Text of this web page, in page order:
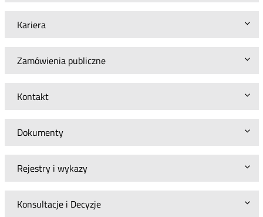
Kariera
Zamówienia publiczne
Kontakt
Dokumenty
Rejestry i wykazy
Konsultacje i Decyzje